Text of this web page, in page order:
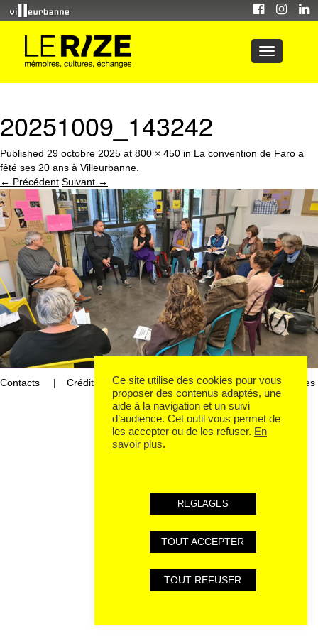
20251009_143242
Published 29 octobre 2025 at 800 × 450 in La convention de Faro a
fêté ses 20 ans à Villeurbanne
← Précédent Suivant →
Contacts Crédits Mentions légales et données personnelles
Ce site utilise des cookies pour vous
proposer des contenus adaptés, une
aide à la navigation et un suivi
d’audience. Cet outil vous permet de
les accepter ou de les refuser. En
savoir plus.
REGLAGES
TOUT ACCEPTER
TOUT REFUSER